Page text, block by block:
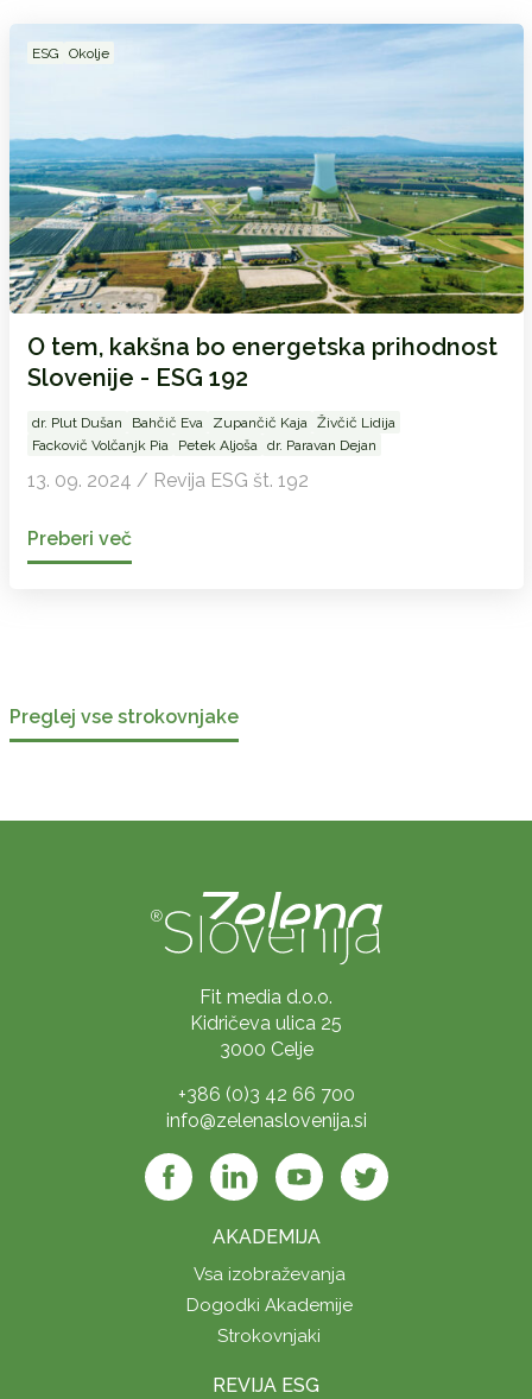
ESG Okolje
O tem, kakšna bo energetska prihodnost
Slovenije - ESG 192
dr. Plut Dušan Bahčič Eva Zupančič Kaja
Živčič Lidija
Fackovič Volčanjk Pia
Petek Aljoša dr. Paravan Dejan
13. 09. 2024 / Revija ESG št. 192
Preberi več
Preglej vse strokovnjake
Fit media d.o.o.
Kidričeva ulica 25
3000 Celje
+386 (0)3 42 66 700
info@zelenaslovenija.si
AKADEMIJA
Vsa izobraževanja
Dogodki Akademije
Strokovnjaki
REVIJA ESG